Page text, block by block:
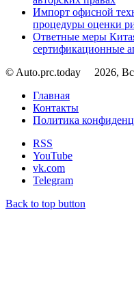
Импорт офисной
процедуры оценки
Ответные меры
сертификационные
© Auto.prc.today
2026,
Главная
Контакты
Политика
RSS
YouTube
vk.com
Telegram
Back to top button